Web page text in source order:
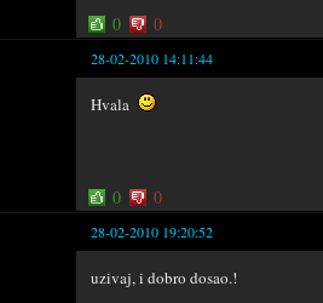
0 0
28-02-2010 14:11:44
Hvala
0 0
28-02-2010 19:20:52
uzivaj, i dobro dosao.!